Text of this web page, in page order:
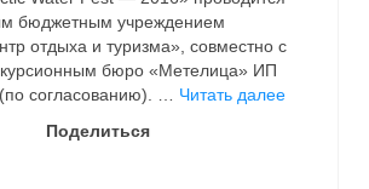
бюджетным учреждением
отдыха и туризма», совместно с
бюро «Метелица» ИП
согласованию). … Читать далее
Поделиться